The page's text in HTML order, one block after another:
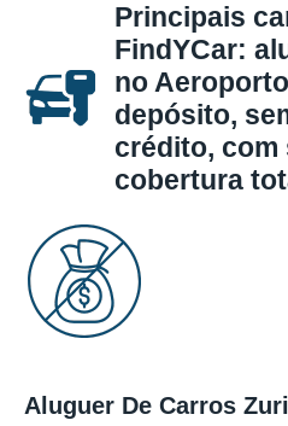
Principais
FindYCar:
no
depósito,
crédito, com
cobertura
Aluguer De Carros